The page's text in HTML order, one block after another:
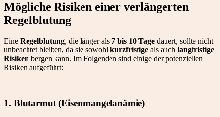
Mögliche Risiken einer verlängerten
Regelblutung
Eine Regelblutung, die länger als 7 bis 10 Tage dauert, sollte nicht
unbeachtet bleiben, da sie sowohl kurzfristige als auch langfristige
Risiken bergen kann. Im Folgenden sind einige der potenziellen
Risiken aufgeführt:
1. Blutarmut (Eisenmangelanämie)